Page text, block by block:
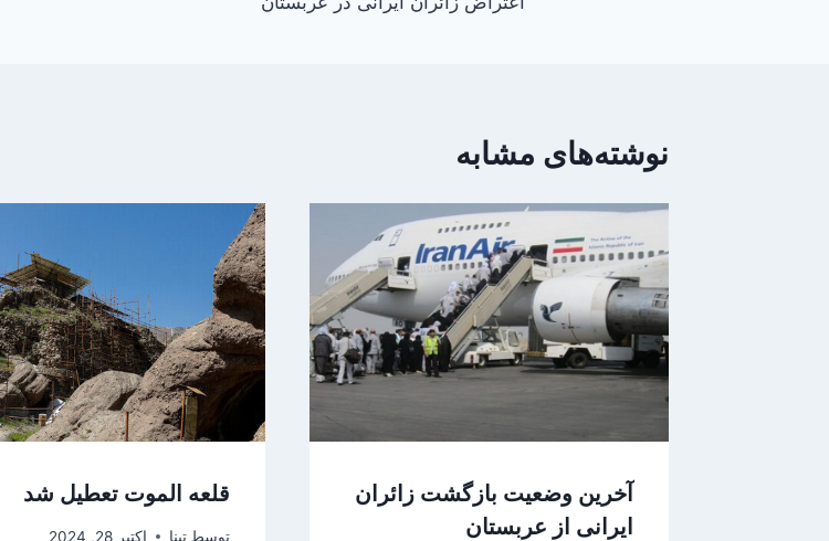
نوشته
نوشته‌های مشابه
آخرین وضعیت بازگشت زائران
ایرانی از عربستان
قلعه الموت تعطیل شد
توسط تینا اکتبر 28, 2024